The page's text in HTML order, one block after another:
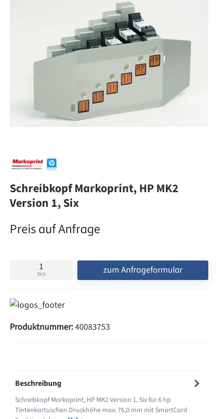
Schreibkopf Markoprint, HP MK2
Version 1, Six
Preis auf Anfrage
Stck zum Anfrageformular
Produktnummer:40083753
Beschreibung
Schreibkopf Markoprint, HP MK2 Version 1, Six für 6 hp
Tintenkartuschen Druckhöhe max: 76,0 mm mit SmartCard